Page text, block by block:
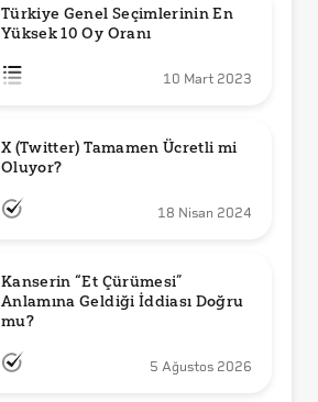
Türkiye Genel Seçimlerinin En
Yüksek 10 Oy Oranı
10 Mart 2023
X (Twitter) Tamamen Ücretli mi
Oluyor?
18 Nisan 2024
Kanserin “Et Çürümesi”
Anlamına Geldiği İddiası Doğru
mu?
5 Ağustos 2026